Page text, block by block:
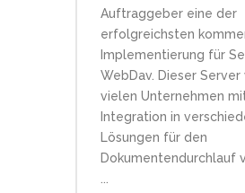
Auftraggeber eine der
erfolgreichsten
Implementierung für
WebDav. Dieser Server
vielen Unternehmen
Integration in
Lösungen für den
Dokumentendurchlauf